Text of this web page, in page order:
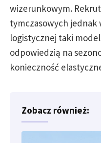
wizerunkowym.
tymczasowych jednak
logistycznej taki
odpowiedzią na
konieczność
Zobacz również: